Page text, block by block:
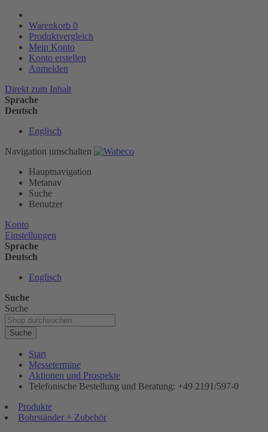
Warenkorb 0
Produktvergleich
Mein Konto
Konto erstellen
Anmelden
Direkt zum Inhalt
Sprache
Deutsch
Englisch
Navigation umschalten
Hauptnavigation
Metanav
Suche
Benutzer
Konto
Einstellungen
Sprache
Deutsch
Englisch
Suche
Suche
Suche
Start
Messetermine
Aktionen und Prospekte
Telefonische Bestellung und Beratung: +49 2191/597-0
Produkte
Bohrständer + Zubehör